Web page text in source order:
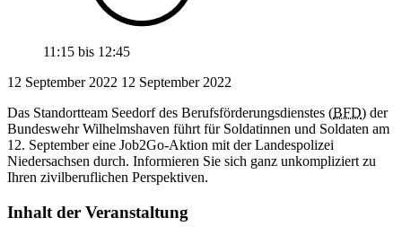
11:15 bis 12:45
12 September 2022 12 September 2022
Das Standortteam Seedorf des Berufsförderungsdienstes (BFD) der
Bundeswehr Wilhelmshaven führt für Soldatinnen und Soldaten am
12. September eine Job2Go-Aktion mit der Landespolizei
Niedersachsen durch. Informieren Sie sich ganz unkompliziert zu
Ihren zivilberuflichen Perspektiven.
Inhalt der Veranstaltung